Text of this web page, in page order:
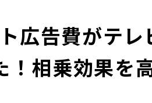
広告費がテ
！相乗効果を